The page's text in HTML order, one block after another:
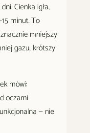
Cienka igła,
minut. To
mniejszy
gazu, krótszy
mówi:
oczami
— nie